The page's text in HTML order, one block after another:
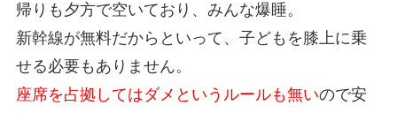
帰りも夕方で空いており、みんな爆睡。
新幹線が無料だからといって、子どもを膝上に乗
せる必要もありません。
座席を占拠してはダメというルールも無いので安